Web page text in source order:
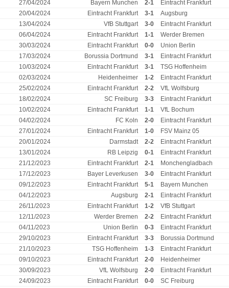
27/04/2024
Bayern Munchen 2-1
Eintracht Frankfurt
20/04/2024
Eintracht Frankfurt 3-1
Augsburg
13/04/2024
VfB Stuttgart 3-0
Eintracht Frankfurt
06/04/2024
Eintracht Frankfurt 1-1
Werder Bremen
30/03/2024
Eintracht Frankfurt 0-0
Union Berlin
17/03/2024
Borussia Dortmund 3-1
Eintracht Frankfurt
10/03/2024
Eintracht Frankfurt 3-1
TSG Hoffenheim
02/03/2024
Heidenheimer 1-2
Eintracht Frankfurt
25/02/2024
Eintracht Frankfurt 2-2
VfL Wolfsburg
18/02/2024
SC Freiburg 3-3
Eintracht Frankfurt
10/02/2024
Eintracht Frankfurt 1-1
VfL Bochum
04/02/2024
FC Koln 2-0
Eintracht Frankfurt
27/01/2024
Eintracht Frankfurt 1-0
FSV Mainz 05
20/01/2024
Darmstadt 2-2
Eintracht Frankfurt
13/01/2024
RB Leipzig 0-1
Eintracht Frankfurt
21/12/2023
Eintracht Frankfurt 2-1
Monchengladbach
17/12/2023
Bayer Leverkusen 3-0
Eintracht Frankfurt
09/12/2023
Eintracht Frankfurt 5-1
Bayern Munchen
04/12/2023
Augsburg 2-1
Eintracht Frankfurt
26/11/2023
Eintracht Frankfurt 1-2
VfB Stuttgart
12/11/2023
Werder Bremen 2-2
Eintracht Frankfurt
04/11/2023
Union Berlin 0-3
Eintracht Frankfurt
29/10/2023
Eintracht Frankfurt 3-3
Borussia Dortmund
21/10/2023
TSG Hoffenheim 1-3
Eintracht Frankfurt
09/10/2023
Eintracht Frankfurt 2-0
Heidenheimer
30/09/2023
VfL Wolfsburg 2-0
Eintracht Frankfurt
24/09/2023
Eintracht Frankfurt 0-0
SC Freiburg